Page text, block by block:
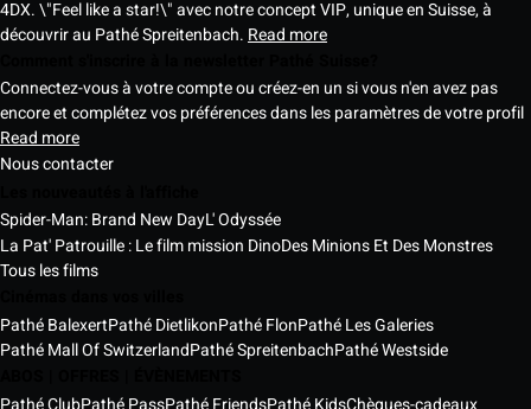
4DX. \"Feel like a star!\" avec notre concept VIP, unique en Suisse, à
découvrir au Pathé Spreitenbach. Read more
Connectez-vous à votre compte ou créez-en un si vous n'en avez pas
encore et complétez vos préférences dans les paramètres de votre profil
Read more
Nous contacter
Spider-Man: Brand New DayL' Odyssée
La Pat' Patrouille : Le film mission DinoDes Minions Et Des Monstres
Tous les films
Pathé BalexertPathé DietlikonPathé FlonPathé Les Galeries
Pathé Mall Of SwitzerlandPathé SpreitenbachPathé Westside